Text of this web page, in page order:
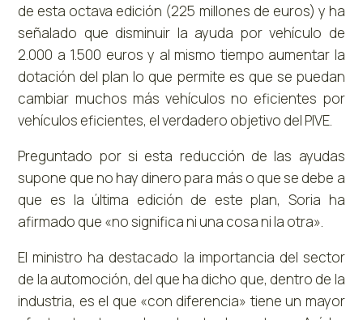
de esta octava edición (225 millones de euros) y ha
señalado que disminuir la ayuda por vehículo de
2.000 a 1.500 euros y al mismo tiempo aumentar la
dotación del plan lo que permite es que se puedan
cambiar muchos más vehículos no eficientes por
vehículos eficientes, el verdadero objetivo del PIVE.
Preguntado por si esta reducción de las ayudas
supone que no hay dinero para más o que se debe a
que es la última edición de este plan, Soria ha
afirmado que «no significa ni una cosa ni la otra».
El ministro ha destacado la importancia del sector
de la automoción, del que ha dicho que, dentro de la
industria, es el que «con diferencia» tiene un mayor